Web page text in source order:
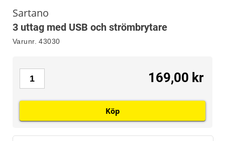
Sartano
3 uttag med USB och strömbrytare
Varunr. 43030
169,00 kr
Köp